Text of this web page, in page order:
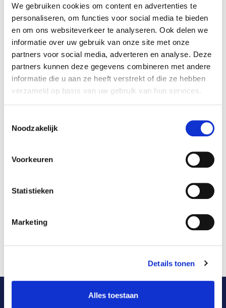
We gebruiken cookies om content en advertenties te
personaliseren, om functies voor social media te bieden
en om ons websiteverkeer te analyseren. Ook delen we
informatie over uw gebruik van onze site met onze
partners voor social media, adverteren en analyse. Deze
partners kunnen deze gegevens combineren met andere
informatie die u aan ze heeft verstrekt of die ze hebben
verzameld op basis van uw gebruik van hun services.
Noodzakelijk
Voorkeuren
Statistieken
Marketing
Details tonen
Alles toestaan
deze transactie.
F1 Solutions
F1 Solutions is de IT partner voor het MKB die alle
IT zaken ontzorgt. Vanuit Hilversum bedient de
onderneming klanten in heel Nederland.
Futureproof Group
infrastructuren en cloud-omgevingen voor haar
klanten. Daarnaast biedt zij diensten aan op het
consultancy, outsourcing en
Group is vanuit meerdere vestigingen en onder
verschillende labels actief in de Nederlandse
markt.
Onze adviseurs helpen u